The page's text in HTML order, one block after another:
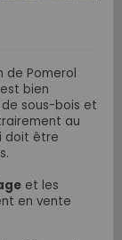
de Pomerol
bien
sous-bois et
au
doit être
et les
en vente